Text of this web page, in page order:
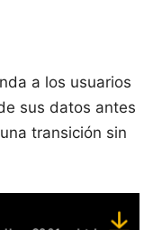
a los usuarios
sus datos antes
transición sin